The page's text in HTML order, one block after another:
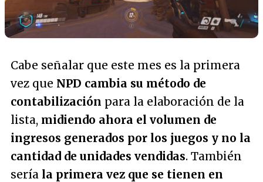
Cabe señalar que este mes es la primera
vez que NPD cambia su método de
contabilización para la elaboración de la
lista, midiendo ahora el volumen de
ingresos generados por los juegos y no la
cantidad de unidades vendidas. También
sería la primera vez que se tienen en